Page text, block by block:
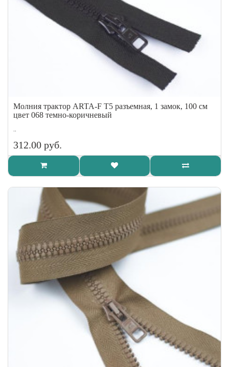
Молния трактор ARTA-F Т5 разъемная, 1 замок, 100 см
цвет 068 темно-коричневый
..
312.00 руб.